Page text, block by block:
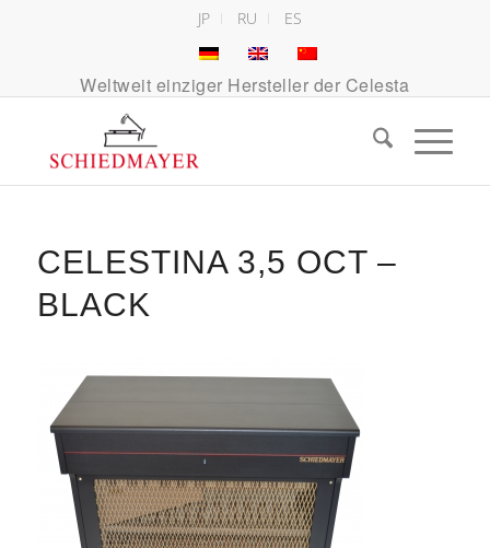
JP RU ES
Weltweit einziger Hersteller der Celesta
CELESTINA 3,5 OCT –
BLACK